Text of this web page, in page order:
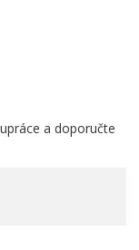
a doporučte